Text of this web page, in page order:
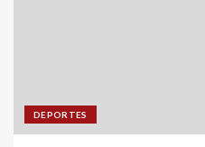
DEPORTES